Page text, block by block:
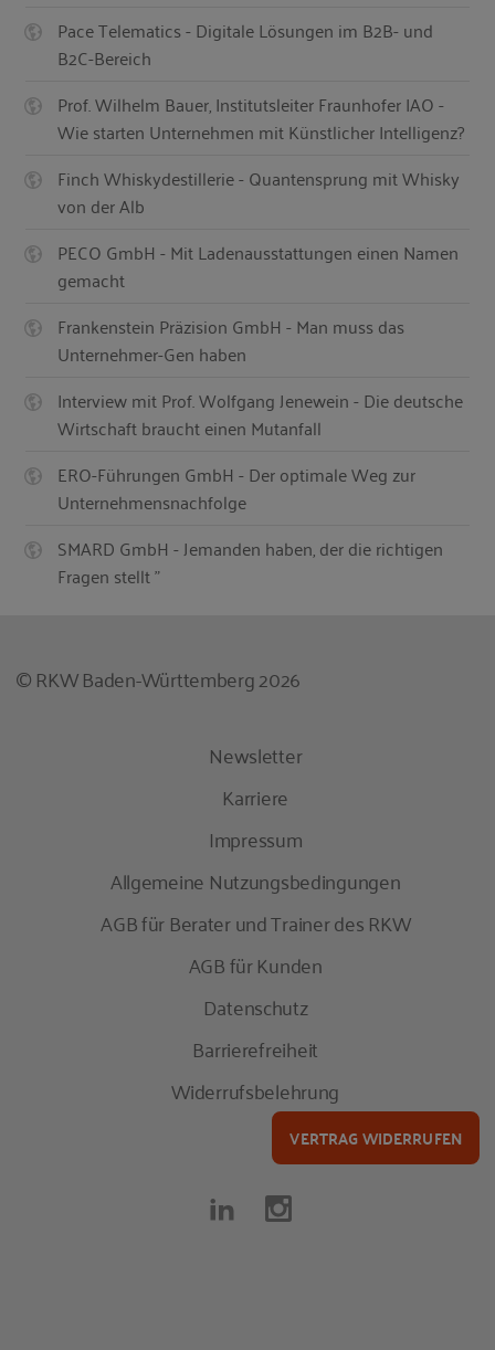
Pace Telematics - Digitale Lösungen im B2B- und
B2C-Bereich
Prof. Wilhelm Bauer, Institutsleiter Fraunhofer IAO -
Wie starten Unternehmen mit Künstlicher Intelligenz?
Finch Whiskydestillerie - Quantensprung mit Whisky
von der Alb
PECO GmbH - Mit Ladenausstattungen einen Namen
gemacht
Frankenstein Präzision GmbH - Man muss das
Unternehmer-Gen haben
Interview mit Prof. Wolfgang Jenewein - Die deutsche
Wirtschaft braucht einen Mutanfall
ERO-Führungen GmbH - Der optimale Weg zur
Unternehmensnachfolge
SMARD GmbH - Jemanden haben, der die richtigen
Fragen stellt "
© RKW Baden-Württemberg 2026
Newsletter
Karriere
Impressum
Allgemeine Nutzungsbedingungen
AGB für Berater und Trainer des RKW
AGB für Kunden
Datenschutz
Barrierefreiheit
Widerrufsbelehrung
VERTRAG WIDERRUFEN